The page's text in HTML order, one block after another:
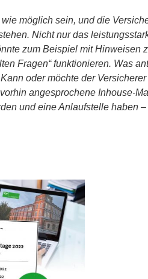
möglich sein, und die
Nicht nur das
zum Beispiel mit Hinweisen
Fragen“ funktionieren. Was
oder möchte der
angesprochene Inhouse-
und eine Anlaufstelle haben